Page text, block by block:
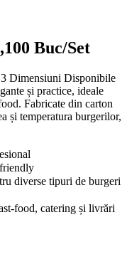
Buc/Set
Dimensiuni Disponibile
și practice, ideale
Fabricate din carton
și temperatura burgerilor,
diverse tipuri de burgeri
food, catering și livrări